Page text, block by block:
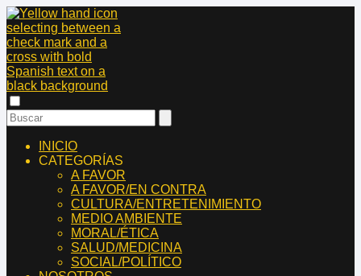
INICIO
CATEGORÍAS
A FAVOR
A FAVOR/EN CONTRA
CULTURA/ENTRETENIMIENTO
MEDIO AMBIENTE
MORAL/ÉTICA
SALUD/MEDICINA
SOCIAL/POLÍTICO